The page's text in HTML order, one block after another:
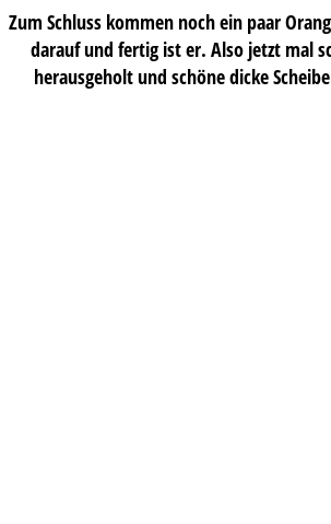
Zum Schluss kommen noch ein paar
darauf und fertig ist er. Also jetzt mal
herausgeholt und schöne dicke